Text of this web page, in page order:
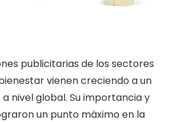
publicitarias de los sectores
vienen creciendo a un
nivel global. Su importancia y
un punto máximo en la